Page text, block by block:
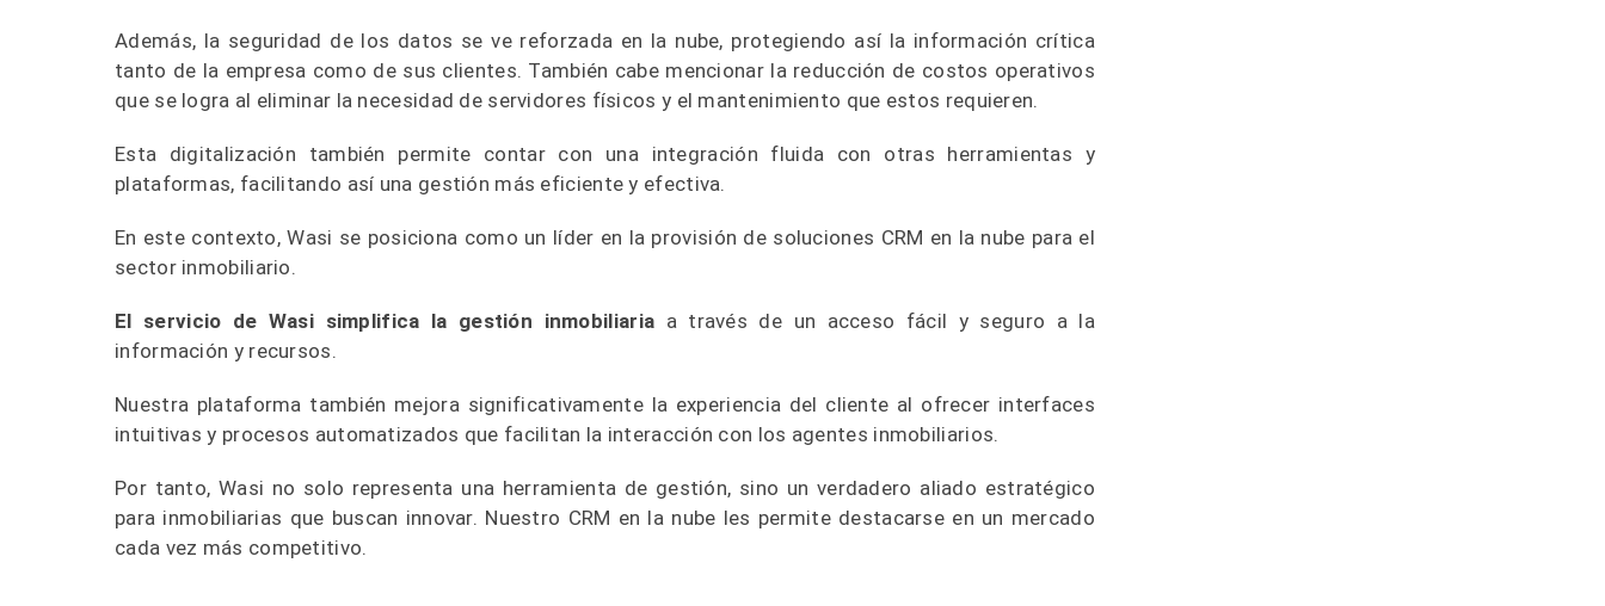
Además, la seguridad de los datos se ve reforzada en la nube, protegiendo así la información crítica
tanto de la empresa como de sus clientes. También cabe mencionar la reducción de costos operativos
que se logra al eliminar la necesidad de servidores físicos y el mantenimiento que estos requieren.
Esta digitalización también permite contar con una integración fluida con otras herramientas y
plataformas, facilitando así una gestión más eficiente y efectiva.
En este contexto, Wasi se posiciona como un líder en la provisión de soluciones CRM en la nube para el
sector inmobiliario.
El servicio de Wasi simplifica la gestión inmobiliaria a través de un acceso fácil y seguro a la
información y recursos.
Nuestra plataforma también mejora significativamente la experiencia del cliente al ofrecer interfaces
intuitivas y procesos automatizados que facilitan la interacción con los agentes inmobiliarios.
Por tanto, Wasi no solo representa una herramienta de gestión, sino un verdadero aliado estratégico
para inmobiliarias que buscan innovar. Nuestro CRM en la nube les permite destacarse en un mercado
cada vez más competitivo.